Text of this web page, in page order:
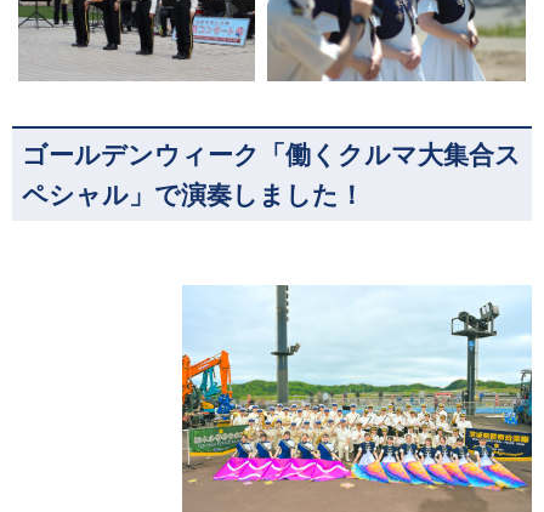
ゴールデンウィーク「働くクルマ大集合ス
ペシャル」で演奏しました！